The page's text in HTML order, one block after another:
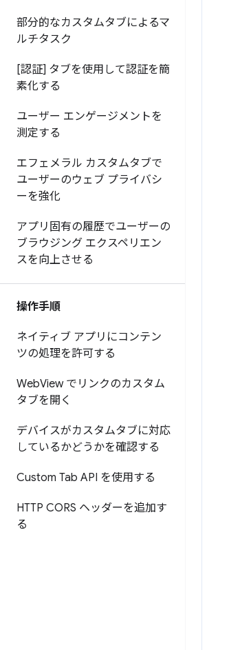
部分的なカスタムタブによるマ
ルチタスク
[認証] タブを使用して認証を簡
素化する
ユーザー エンゲージメントを
測定する
エフェメラル カスタムタブで
ユーザーのウェブ プライバシ
ーを強化
アプリ固有の履歴でユーザーの
ブラウジング エクスペリエン
スを向上させる
操作手順
ネイティブ アプリにコンテン
ツの処理を許可する
WebView でリンクのカスタム
タブを開く
デバイスがカスタムタブに対応
しているかどうかを確認する
Custom Tab API を使用する
HTTP CORS ヘッダーを追加す
る